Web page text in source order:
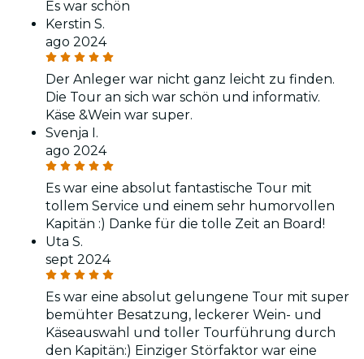
Es war schön
Kerstin S.
ago 2024
Der Anleger war nicht ganz leicht zu finden.
Die Tour an sich war schön und informativ.
Käse &Wein war super.
Svenja I.
ago 2024
Es war eine absolut fantastische Tour mit
tollem Service und einem sehr humorvollen
Kapitän :) Danke für die tolle Zeit an Board!
Uta S.
sept 2024
Es war eine absolut gelungene Tour mit super
bemühter Besatzung, leckerer Wein- und
Käseauswahl und toller Tourführung durch
den Kapitän:) Einziger Störfaktor war eine